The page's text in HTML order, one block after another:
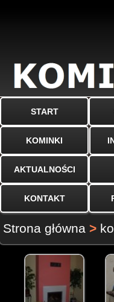
START
KOMINKI
AKTUALNOŚCI
KONTAKT
Strona główna >